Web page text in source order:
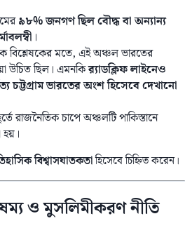
৯৮% জনগণ ছিল বৌদ্ধ বা অন্যান্য
।
বিশ্লেষকের মতে, এই অঞ্চল ভারতের
উচিত ছিল। এমনকির‍্যাডক্লিফ লাইনেও
চট্টগ্রাম ভারতের অংশ হিসেবে দেখানো
রাজনৈতিক চাপে অঞ্চলটি পাকিস্তানে
হয়।
বিশ্বাসঘাতকতা হিসেবে চিহ্নিত করেন।
ও মুসলিমীকরণ নীতি